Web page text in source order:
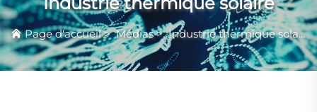
Page d'accueil>Médias>Industrie thermique solaire